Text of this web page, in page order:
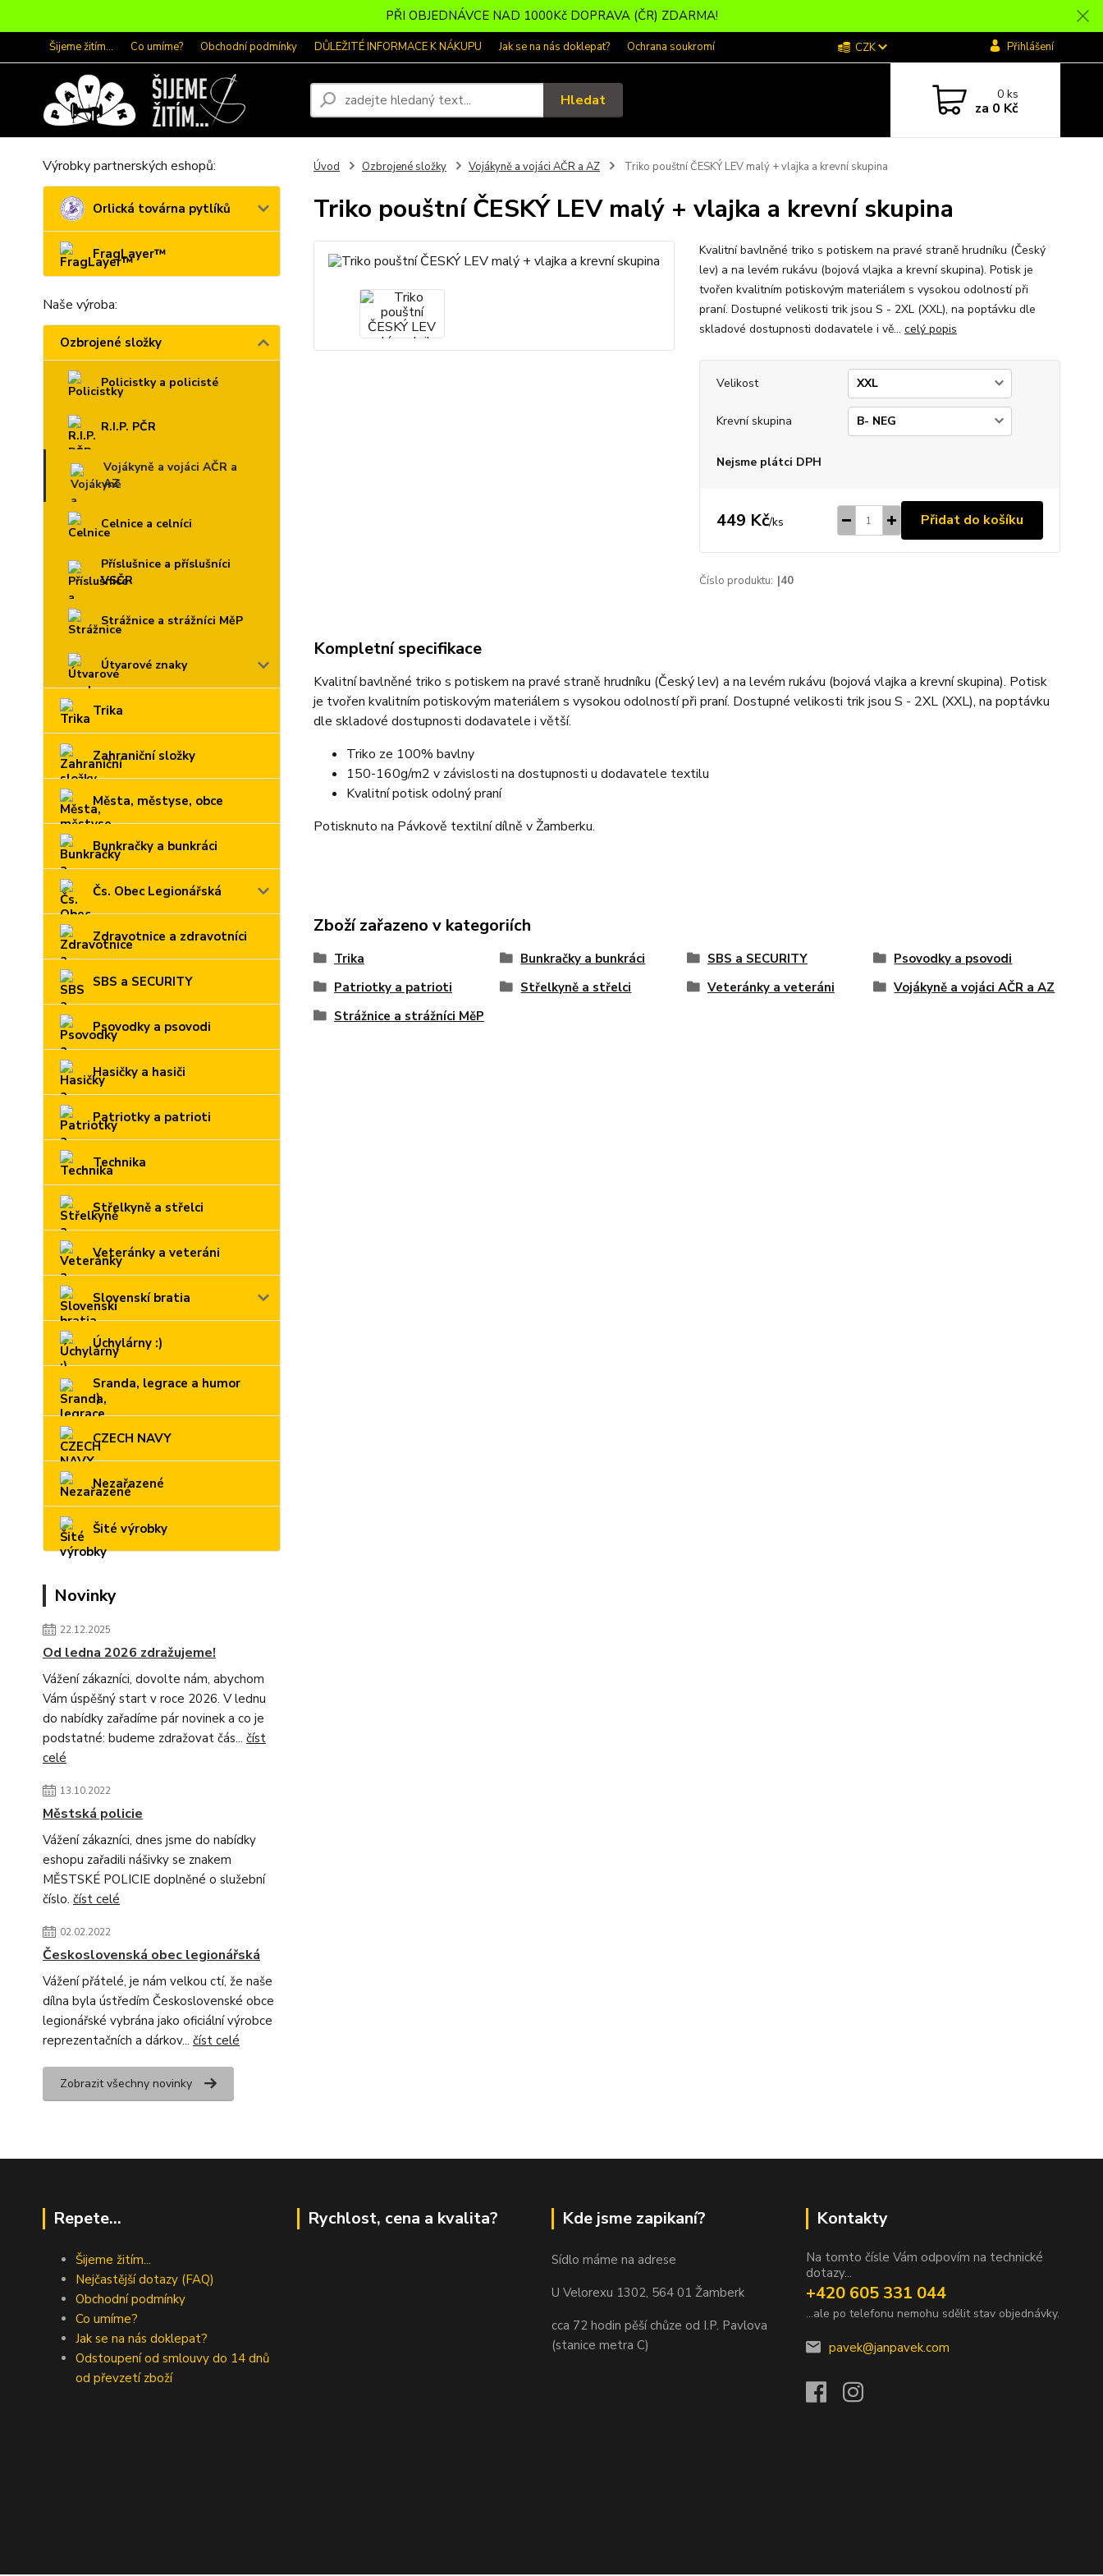
PŘI OBJEDNÁVCE NAD 1000Kč DOPRAVA (ČR) ZDARMA!
Šijeme žitím... Co umíme? Obchodní podmínky DŮLEŽITÉ INFORMACE K NÁKUPU Jak se na nás doklepat? Ochrana soukromí CZK Přihlášení
Hledat 0ks
za 0 Kč
Výrobky partnerských eshopů:
Orlická továrna pytlíků
FragLayer™
Naše výroba:
Ozbrojené složky
Policistky a policisté
R.I.P. PČR
Vojákyně a vojáci AČR a
AZ
Celnice a celníci
Příslušnice a příslušníci
VSČR
Strážnice a strážníci MěP
Útvarové znaky
Trika
Zahraniční složky
Města, městyse, obce
Bunkračky a bunkráci
Čs. Obec Legionářská
Zdravotnice a zdravotníci
SBS a SECURITY
Psovodky a psovodi
Hasičky a hasiči
Patriotky a patrioti
Technika
Střelkyně a střelci
Veteránky a veteráni
Slovenskí bratia
Úchylárny :)
Sranda, legrace a humor
:)
CZECH NAVY
Nezařazené
Šité výrobky
Novinky
22.12.2025
Od ledna 2026 zdražujeme!
Vážení zákazníci, dovolte nám, abychom
Vám úspěšný start v roce 2026. V lednu
do nabídky zařadíme pár novinek a co je
podstatné: budeme zdražovat čás... číst
celé
13.10.2022
Městská policie
Vážení zákazníci, dnes jsme do nabídky
eshopu zařadili nášivky se znakem
MĚSTSKÉ POLICIE doplněné o služební
číslo. číst celé
02.02.2022
Československá obec legionářská
Vážení přátelé, je nám velkou ctí, že naše
dílna byla ústředím Československé obce
legionářské vybrána jako oficiální výrobce
reprezentačních a dárkov... číst celé
Zobrazit všechny novinky
Úvod Ozbrojené složky Vojákyně a vojáci AČR a AZ Triko pouštní ČESKÝ LEV malý + vlajka a krevní skupina
Triko pouštní ČESKÝ LEV malý + vlajka a krevní skupina
Kvalitní bavlněné triko s potiskem na pravé straně hrudníku (Český
lev) a na levém rukávu (bojová vlajka a krevní skupina). Potisk je
tvořen kvalitním potiskovým materiálem s vysokou odolností při
praní. Dostupné velikosti trik jsou S - 2XL (XXL), na poptávku dle
skladové dostupnosti dodavatele i vě... celý popis
Velikost
Krevní skupina
Nejsme plátci DPH
449 Kč/ks Přidat do košíku
Číslo produktu: |40
Kompletní specifikace
Kvalitní bavlněné triko s potiskem na pravé straně hrudníku (Český lev) a na levém rukávu (bojová vlajka a krevní skupina). Potisk
je tvořen kvalitním potiskovým materiálem s vysokou odolností při praní. Dostupné velikosti trik jsou S - 2XL (XXL), na poptávku
dle skladové dostupnosti dodavatele i větší.
Triko ze 100% bavlny
150-160g/m2 v závislosti na dostupnosti u dodavatele textilu
Kvalitní potisk odolný praní
Potisknuto na Pávkově textilní dílně v Žamberku.
Zboží zařazeno v kategoriích
Trika Bunkračky a bunkráci SBS a SECURITY
Psovodky a psovodi
Patriotky a patrioti
Střelkyně a střelci Veteránky a veteráni
Vojákyně a vojáci AČR a AZ
Strážnice a strážníci MěP
Repete...
Šijeme žitím...
Nejčastější dotazy (FAQ)
Obchodní podmínky
Co umíme?
Jak se na nás doklepat?
Odstoupení od smlouvy do 14 dnů
od převzetí zboží
Rychlost, cena a kvalita? Kde jsme zapikaní?
Sídlo máme na adrese
U Velorexu 1302, 564 01 Žamberk
cca 72 hodin pěší chůze od I.P. Pavlova
(stanice metra C)
Kontakty
Na tomto čísle Vám odpovím na technické
dotazy...
+420 605 331 044
...ale po telefonu nemohu sdělit stav objednávky.
pavek@janpavek.com